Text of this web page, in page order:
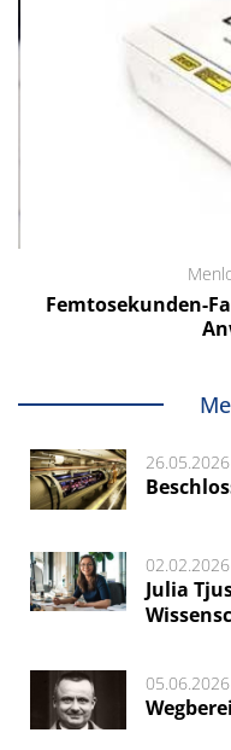
Femtosekunden-
26.05.2026
02.02.2026
Julia
05.06.2026